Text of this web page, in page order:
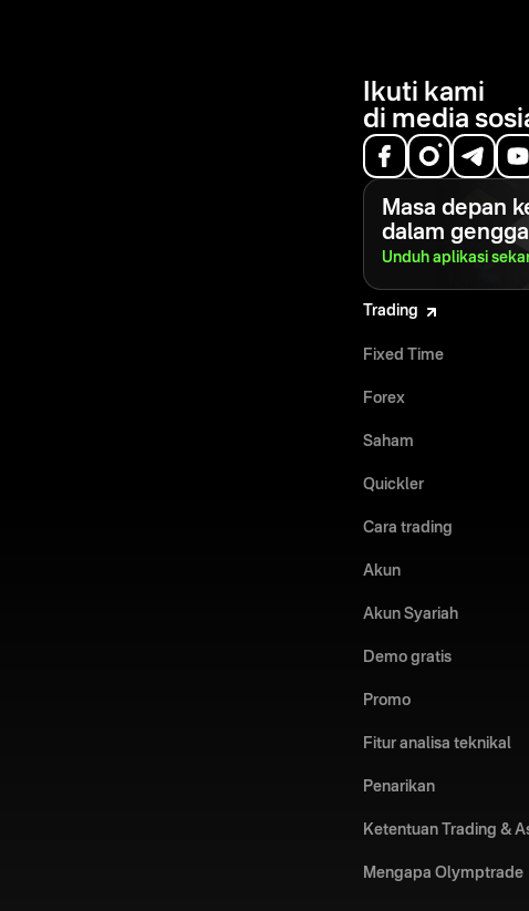
Ikuti kami
di media
Masa depan
dalam
Unduh aplikasi
Trading
Fixed Time
Forex
Saham
Quickler
Cara trading
Akun
Akun Syariah
Demo gratis
Promo
Fitur analisa teknikal
Penarikan
Ketentuan Trading &
Mengapa Olymptrade